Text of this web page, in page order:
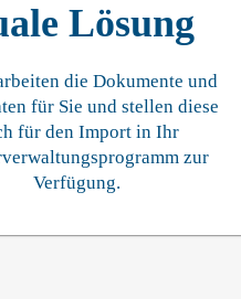
Lösung
die Dokumente und
für Sie und stellen diese
für den Import in Ihr
zur
Verfügung.